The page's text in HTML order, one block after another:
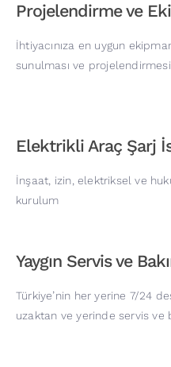
Projelendirme ve
İhtiyacınıza en uygun
sunulması ve projelendirmesi
Elektrikli Araç Şarj
İnşaat, izin, elektriksel ve
kurulum
Yaygın Servis ve
Türkiye’nin her yerine 7/24
uzaktan ve yerinde servis ve